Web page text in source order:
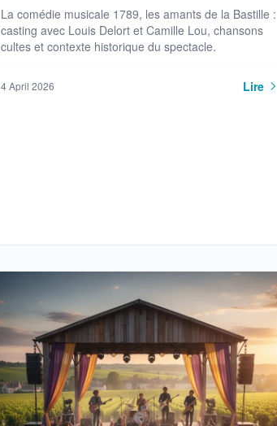
La comédie musicale 1789, les amants de la Bastille :
casting avec Louis Delort et Camille Lou, chansons
cultes et contexte historique du spectacle.
4 April 2026 Lire